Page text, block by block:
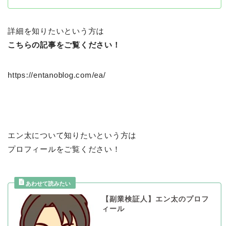
詳細を知りたいという方は
こちらの記事をご覧ください！
https://entanoblog.com/ea/
エン太について知りたいという方は
プロフィールをご覧ください！
【副業検証人】エン太のプロフ
ィール